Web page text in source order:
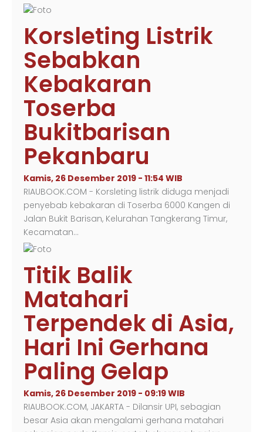
Korsleting Listrik
Sebabkan
Kebakaran
Toserba
Bukitbarisan
Pekanbaru
Kamis, 26 Desember 2019 - 11:54 WIB
RIAUBOOK.COM - Korsleting listrik diduga menjadi
penyebab kebakaran di Toserba 6000 Kangen di
Jalan Bukit Barisan, Kelurahan Tangkerang Timur,
Kecamatan…
Titik Balik
Matahari
Terpendek di Asia,
Hari Ini Gerhana
Paling Gelap
Kamis, 26 Desember 2019 - 09:19 WIB
RIAUBOOK.COM, JAKARTA - Dilansir UPI, sebagian
besar Asia akan mengalami gerhana matahari